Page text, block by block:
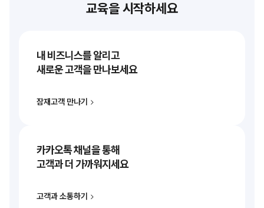
교육을 시작하세요
내 비즈니스를 알리고
새로운 고객을 만나보세요
잠재고객 만나기
카카오톡 채널을 통해
고객과 더 가까워지세요
고객과 소통하기